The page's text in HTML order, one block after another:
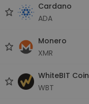
Cardano
ADA
Monero
XMR
WhiteBIT Coin
WBT